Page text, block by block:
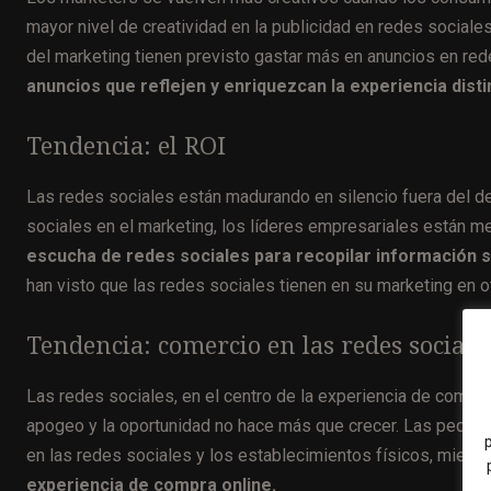
mayor nivel de creatividad en la publicidad en redes
del marketing tienen previsto gastar más en anuncios en
anuncios que reflejen y enriquezcan la experiencia
Tendencia: el ROI
Las redes sociales están madurando en silencio fuera del
sociales en el marketing, los líderes empresariales están
escucha de redes sociales para recopilar información
han visto que las redes sociales tienen en su marketing en
Tendencia: comercio en las redes sociales
Las redes sociales, en el centro de la experiencia de
apogeo y la oportunidad no hace más que crecer. Las
en las redes sociales y los establecimientos físicos,
experiencia de compra online.